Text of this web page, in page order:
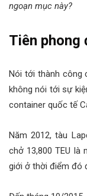
ngoạn mục này?
Tiên phong
Nói tới thành công
không nói tới sự
container quốc tế
Năm 2012, tàu
chở 13,800 TEU
giới ở thời điểm đó